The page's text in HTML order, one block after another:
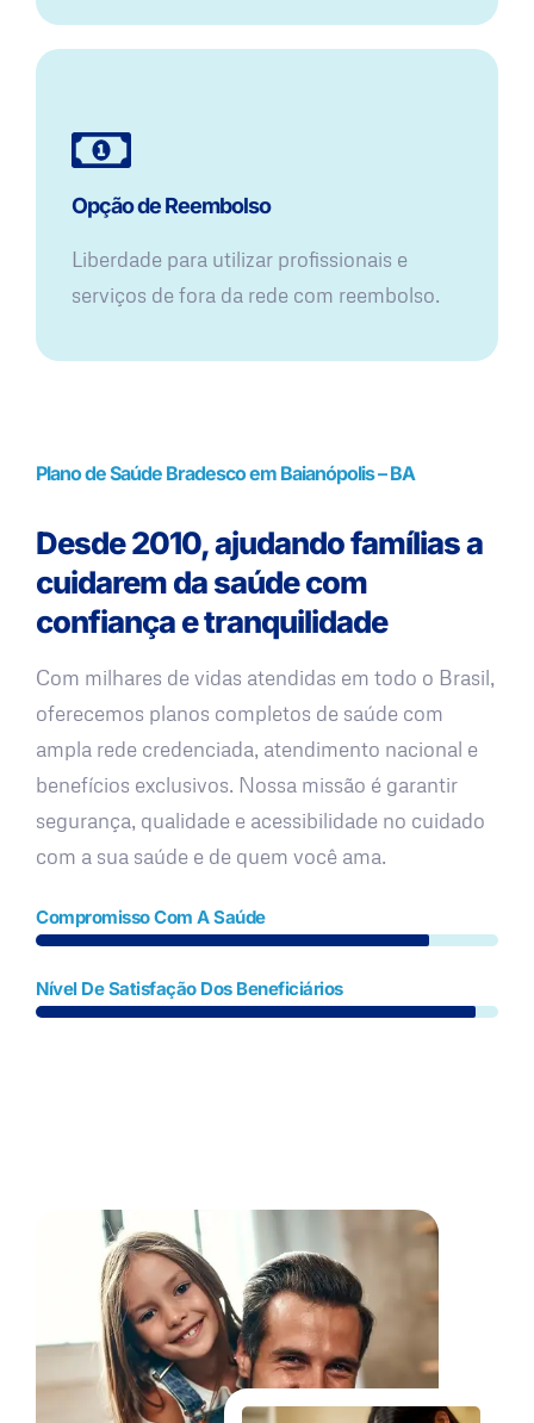
Opção de Reembolso
Liberdade para utilizar profissionais e
serviços de fora da rede com reembolso.
Plano de Saúde Bradesco em Baianópolis – BA
Desde 2010, ajudando famílias a
cuidarem da saúde com
confiança e tranquilidade
Com milhares de vidas atendidas em todo o Brasil,
oferecemos planos completos de saúde com
ampla rede credenciada, atendimento nacional e
benefícios exclusivos. Nossa missão é garantir
segurança, qualidade e acessibilidade no cuidado
com a sua saúde e de quem você ama.
Compromisso Com A Saúde
Nível De Satisfação Dos Beneficiários